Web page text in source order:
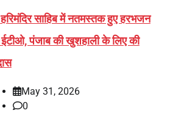
साहिब में नतमस्तक हुए हरभजन
पंजाब की खुशहाली के लिए की
May 31, 2026
0